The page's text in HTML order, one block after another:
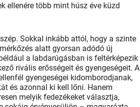
ellenére több mint húsz éve küzd
Sokkal inkább attól, hogy a szinte
alatt gyorsan adódó új
a labdarúgásban is feltérképezik
rivális erősségeit és gyengeségeit. A
gyengeségei kidomborodjanak,
és azonnal ki kell lőni. Hanem
melyik fedezékeket választja,